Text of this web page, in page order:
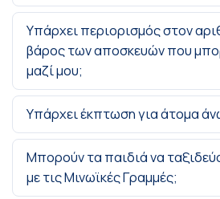
Υπάρχει περιορισμός στον
βάρος των αποσκευών που
μαζί μου;
Υπάρχει έκπτωση για άτομα
Μπορούν τα παιδιά να
με τις Μινωϊκές Γραμμές;